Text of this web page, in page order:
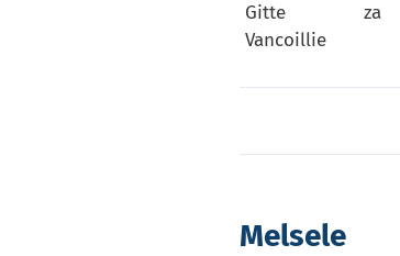
Gitte
Vancoillie
za
Melsele